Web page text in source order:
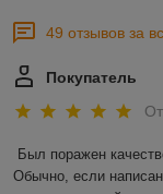
49 отзывов за
Покупатель
Был поражен
Обычно, если